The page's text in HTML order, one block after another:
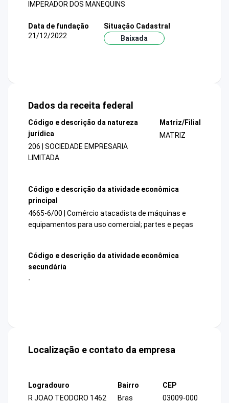
IMPERADOR DOS MANEQUINS
Data de fundação
21/12/2022
Situação Cadastral
Baixada
Dados da receita federal
Código e descrição da natureza
jurídica
206 | SOCIEDADE EMPRESARIA
LIMITADA
Matriz/Filial
MATRIZ
Código e descrição da atividade econômica
principal
4665-6/00 | Comércio atacadista de máquinas e
equipamentos para uso comercial; partes e peças
Código e descrição da atividade econômica
secundária
-
Localização e contato da empresa
Logradouro
R JOAO TEODORO 1462
Bairro
Bras
CEP
03009-000